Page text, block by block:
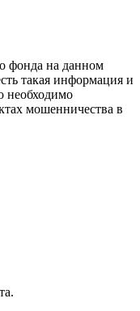
фонда на данном
такая информация и
необходимо
мошенничества в